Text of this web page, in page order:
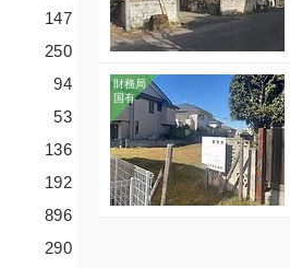
147
250
94
53
136
192
896
290